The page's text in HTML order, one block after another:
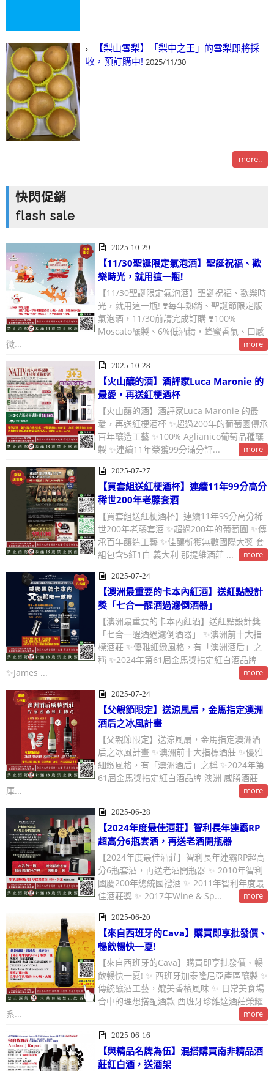
【梨山雪梨】「梨中之王」的雪梨即將採
收，預訂購中! 2025/11/30
more..
快閃促銷
flash sale
2025-10-29
【11/30聖誕限定氣泡酒】聖誕祝福、歡
樂時光，就用這一瓶!
【11/30聖誕限定氣泡酒】聖誕祝福、歡樂時
光，就用這一瓶! ❣️每年熱銷、聖誕節限定版
氣泡酒，11/30前請完成訂購 ❣️100%
Moscato釀製、6%低酒精，蜂蜜香氣、口感
微...
more
2025-10-28
【火山釀的酒】酒評家Luca Maronie 的
最愛，再送紅梗酒杯
【火山釀的酒】酒評家Luca Maronie 的最
愛，再送紅梗酒杯 ✨超過200年的葡萄園傳承
百年釀造工藝 ✨100% Aglianico葡萄品種釀
製 ✨連續11年榮獲99分滿分評...
more
2025-07-27
【買套組送紅梗酒杯】連續11年99分高分
稀世200年老藤套酒
【買套組送紅梗酒杯】連續11年99分高分稀
世200年老藤套酒 ✨超過200年的葡萄園 ✨傳
承百年釀造工藝 ✨佳釀斬獲無數國際大獎 套
組包含5紅1白 義大利 那提維酒莊 ...
more
2025-07-24
【澳洲最重要的卡本內紅酒】送紅點設計
獎「七合一醒酒過濾倒酒器」
【澳洲最重要的卡本內紅酒】送紅點設計獎
「七合一醒酒過濾倒酒器」 ✨澳洲前十大指
標酒莊 ✨優雅細緻風格，有「澳洲酒后」之
稱 ✨2024年第61屆金馬獎指定紅白酒品牌
✨James ...
more
2025-07-24
【父親節限定】送涼風扇，金馬指定澳洲
酒后之冰風計畫
【父親節限定】送涼風扇，金馬指定澳洲酒
后之冰風計畫 ✨澳洲前十大指標酒莊 ✨優雅
細緻風格，有「澳洲酒后」之稱 ✨2024年第
61屆金馬獎指定紅白酒品牌 澳洲 威勝酒莊
庫...
more
2025-06-28
【2024年度最佳酒莊】智利長年連霸RP
超高分6瓶套酒，再送老酒開瓶器
【2024年度最佳酒莊】智利長年連霸RP超高
分6瓶套酒，再送老酒開瓶器 ✨ 2010年智利
國慶200年總統國禮酒 ✨ 2011年智利年度最
佳酒莊獎 ✨ 2017年Wine & Sp...
more
2025-06-20
【來自西班牙的Cava】購買即享批發價、
暢飲暢快一夏!
【來自西班牙的Cava】購買即享批發價、暢
飲暢快一夏! ✨ 西班牙加泰隆尼亞產區釀製 ✨
傳統釀酒工藝，媲美香檳風味 ✨ 日常美食場
合中的理想搭配酒款 西班牙珍維達酒莊榮耀
系...
more
2025-06-16
【與精品名牌為伍】混搭購買南非精品酒
莊紅白酒，送酒架